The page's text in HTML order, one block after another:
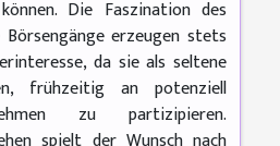
Die Faszination des
Börsengänge erzeugen stets
da sie als seltene
frühzeitig an potenziell
zu partizipieren.